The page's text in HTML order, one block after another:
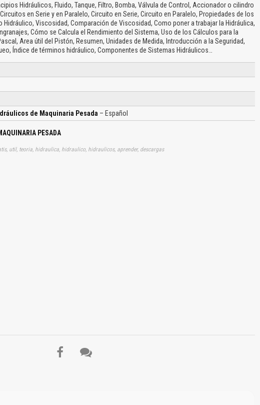
Hidráulicos, Fluido, Tanque, Filtro, Bomba, Válvula de Control, Accionador o cilindro
en Serie y en Paralelo, Circuito en Serie, Circuito en Paralelo, Propiedades de los
Hidráulico, Viscosidad, Comparación de Viscosidad, Como poner a trabajar la Hidráulica,
Cómo se Calcula el Rendimiento del Sistema, Uso de los Cálculos para la
Area útil del Pistón, Resumen, Unidades de Medida, Introducción a la Seguridad,
Índice de términos hidráulico, Componentes de Sistemas Hidráulicos…
de Maquinaria Pesada – Español
PESADA
util, teoria, hidraulica, hidraulico, hidraulicos, aprender, descargas